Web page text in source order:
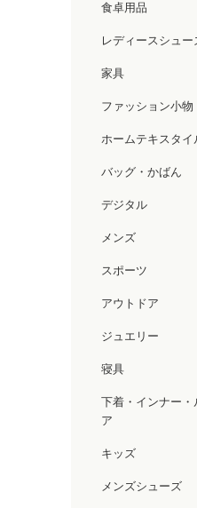
食卓用品
レディースシュー
家具
ファッション小物
ホームテキスタイ
バッグ・かばん
デジタル
メンズ
スポーツ
アウトドア
ジュエリー
寝具
下着・インナー・
ア
キッズ
メンズシューズ